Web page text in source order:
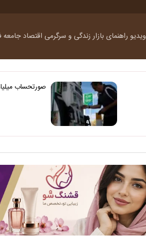
ویدیو راهنمای بازارزندگی و سرگرمی اقتصاد جامعه
صورتحساب